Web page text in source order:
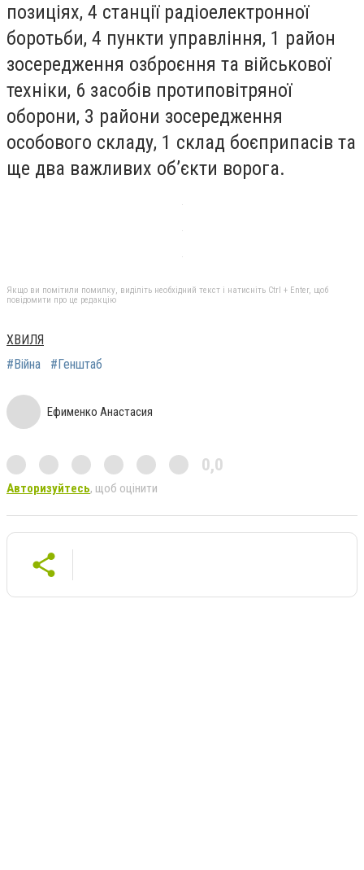
позиціях, 4 станції радіоелектронної
боротьби, 4 пункти управління, 1 район
зосередження озброєння та військової
техніки, 6 засобів протиповітряної
оборони, 3 райони зосередження
особового складу, 1 склад боєприпасів та
ще два важливих об’єкти ворога.
Якщо ви помітили помилку, виділіть необхідний текст і натисніть Ctrl + Enter, щоб
повідомити про це редакцію
ХВИЛЯ
#Війна
#Генштаб
Ефименко Анастасия
0,0
Авторизуйтесь, щоб оцінити